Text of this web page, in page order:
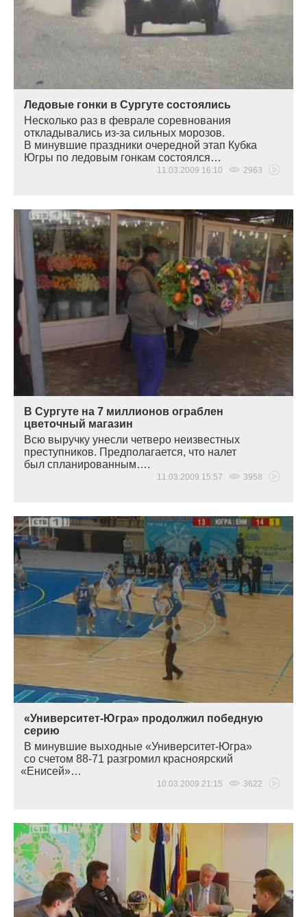
Ледовые гонки в Сургуте состоялись
Несколько раз в феврале соревнования
откладывались из-за сильных морозов.
В минувшие праздники очередной этап Кубка
Югры по ледовым гонкам состоялся…
11.03.2009 16:10 2963
В Сургуте на 7 миллионов ограблен
цветочный магазин
Всю выручку унесли четверо неизвестных
преступников. Предполагается, что налет
был спланированным….
11.03.2009 15:57 3958
«Университет-Югра» продолжил победную
серию
В минувшие выходные «Университет-Югра»
со счетом 88-71 разгромил красноярский
«Енисей»…
10.03.2009 21:15 3622